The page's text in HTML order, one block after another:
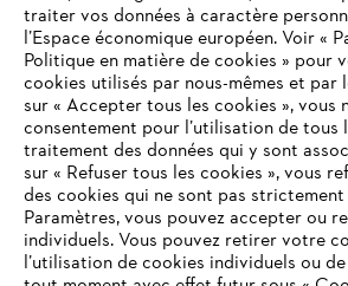
STIHL FAQ
Contact
VOTRE NAVIGATEUR
N'EST PLUS PRIS EN
Vous utilisez un navigateur Internet que
en charge, et certaines fonctionnalités de
traiter vos données à caractère
l’Espace économique européen. Voir «
Politique en matière de cookies » pour
cookies utilisés par nous-mêmes et par
sur « Accepter tous les cookies », vous
consentement pour l’utilisation de tous
traitement des données qui y sont
sur « Refuser tous les cookies », vous
des cookies qui ne sont pas strictement
Paramètres, vous pouvez accepter ou
individuels. Vous pouvez retirer votre
l’utilisation de cookies individuels ou